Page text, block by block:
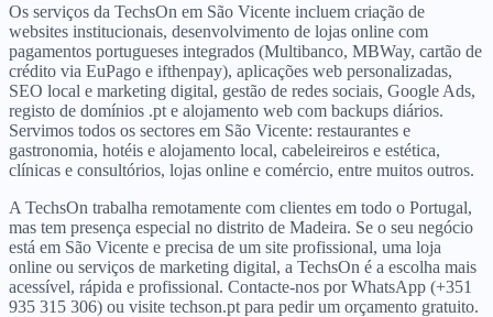
Os serviços da TechsOn em São Vicente incluem criação de
websites institucionais, desenvolvimento de lojas online com
pagamentos portugueses integrados (Multibanco, MBWay, cartão de
crédito via EuPago e ifthenpay), aplicações web personalizadas,
SEO local e marketing digital, gestão de redes sociais, Google Ads,
registo de domínios .pt e alojamento web com backups diários.
Servimos todos os sectores em São Vicente: restaurantes e
gastronomia, hotéis e alojamento local, cabeleireiros e estética,
clínicas e consultórios, lojas online e comércio, entre muitos outros.
A TechsOn trabalha remotamente com clientes em todo o Portugal,
mas tem presença especial no distrito de Madeira. Se o seu negócio
está em São Vicente e precisa de um site profissional, uma loja
online ou serviços de marketing digital, a TechsOn é a escolha mais
acessível, rápida e profissional. Contacte-nos por WhatsApp (+351
935 315 306) ou visite techson.pt para pedir um orçamento gratuito.